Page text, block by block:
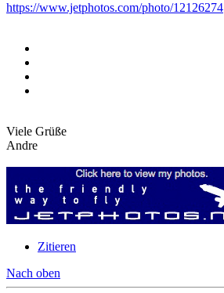
https://www.jetphotos.com/photo/12126274
Viele Grüße
Andre
Zitieren
Nach oben